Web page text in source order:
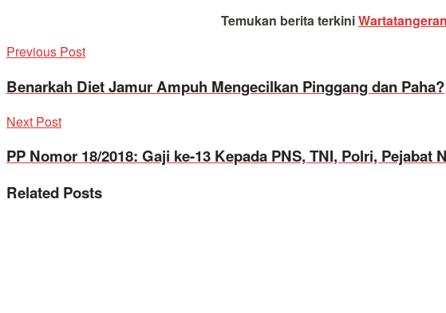
Temukan berita terkini
Previous Post
Benarkah Diet Jamur Ampuh Mengecilkan Pinggang dan Paha?
Next Post
PP Nomor 18/2018: Gaji ke-13 Kepada PNS, TNI, Polri, Pejabat
Related Posts